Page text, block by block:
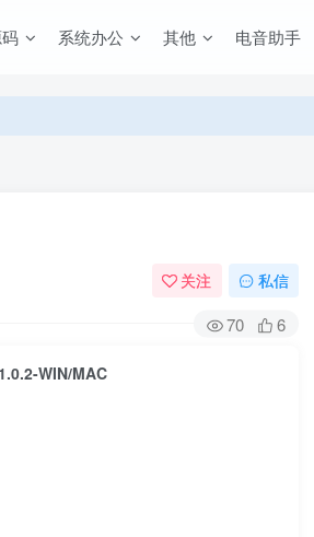
系统办公 其他 电音助手
关注 私信
70 6
WIN/MAC